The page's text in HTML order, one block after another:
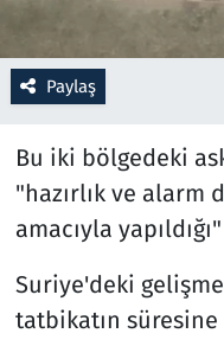
Paylaş
Bu iki bölgedeki
"hazırlık ve
amacıyla
Suriye'deki
tatbikatın
Savunma Sanayi
Seçim 2023
Spor
Teknoloji ve
Televizyon